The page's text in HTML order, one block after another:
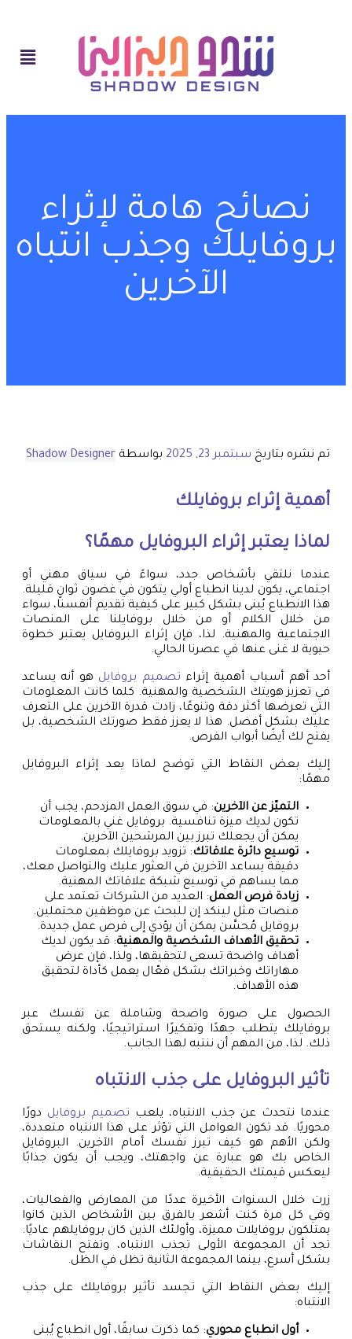
نصائح هامة لإثراء
بروفايلك وجذب انتباه
الآخرين
تم نشره بتاريخ سبتمبر 23, 2025 بواسطة Shadow Designer
أهمية إثراء بروفايلك
لماذا يعتبر إثراء البروفايل مهمًا؟
عندما نلتقي بأشخاص جدد، سواءً في سياق مهني أو
اجتماعي، يكون لدينا انطباع أولي يتكون في غضون ثوانٍ قليلة.
هذا الانطباع يُبنى بشكل كبير على كيفية تقديم أنفسنا، سواء
من خلال الكلام أو من خلال بروفايلنا على المنصات
الاجتماعية والمهنية. لذا، فإن إثراء البروفايل يعتبر خطوة
حيوية لا غنى عنها في عصرنا الحالي.
أحد أهم أسباب أهمية إثراء تصميم بروفايل هو أنه يساعد
في تعزيز هويتك الشخصية والمهنية. كلما كانت المعلومات
التي تعرضها أكثر دقة وتنوعًا، زادت قدرة الآخرين على التعرف
عليك بشكل أفضل. هذا لا يعزز فقط صورتك الشخصية، بل
يفتح لك أيضًا أبواب الفرص.
إليك بعض النقاط التي توضح لماذا يعد إثراء البروفايل
مهمًا:
التميّز عن الآخرين: في سوق العمل المزدحم، يجب أن
تكون لديك ميزة تنافسية. بروفايل غني بالمعلومات
يمكن أن يجعلك تبرز بين المرشحين الآخرين.
توسيع دائرة علاقاتك: تزويد بروفايلك بمعلومات
دقيقة يساعد الآخرين في العثور عليك والتواصل معك،
مما يساهم في توسيع شبكة علاقاتك المهنية.
زيادة فرص العمل: العديد من الشركات تعتمد على
منصات مثل لينكد إن للبحث عن موظفين محتملين.
بروفايل مُحسَّن يمكن أن يؤدي إلى فرص عمل جديدة.
تحقيق الأهداف الشخصية والمهنية: قد يكون لديك
أهداف واضحة تسعى لتحقيقها، ولذا، فإن عرض
مهاراتك وخبراتك بشكل فعّال يعمل كأداة لتحقيق
هذه الأهداف.
الحصول على صورة واضحة وشاملة عن نفسك عبر
بروفايلك يتطلب جهدًا وتفكيرًا استراتيجيًا، ولكنه يستحق
ذلك. لذا، من المهم أن ننتبه لهذا الجانب.
تأثير البروفايل على جذب الانتباه
عندما نتحدث عن جذب الانتباه، يلعب تصميم بروفايل دورًا
محوريًا. قد تكون العوامل التي تؤثر على هذا الانتباه متعددة،
ولكن الأهم هو كيف تبرز نفسك أمام الآخرين. البروفايل
الخاص بك هو عبارة عن واجهتك، ويجب أن يكون جذابًا
ليعكس قيمتك الحقيقية.
زرت خلال السنوات الأخيرة عددًا من المعارض والفعاليات،
وفي كل مرة كنت أشعر بالفرق بين الأشخاص الذين كانوا
يمتلكون بروفايلات مميزة، وأولئك الذين كان بروفايلهم عاديًا.
تجد أن المجموعة الأولى تجذب الانتباه، وتفتح النقاشات
بشكل أسرع، بينما المجموعة الثانية تظل في الظل.
إليك بعض النقاط التي تجسد تأثير بروفايلك على جذب
الانتباه:
أول انطباع محوري: كما ذكرت سابقًا، أول انطباع يُبنى